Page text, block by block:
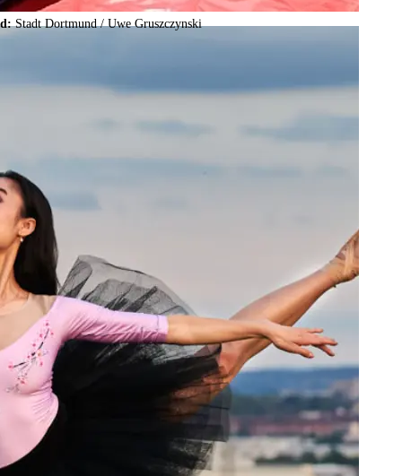
Stadt Dortmund /Uwe Gruszczynski